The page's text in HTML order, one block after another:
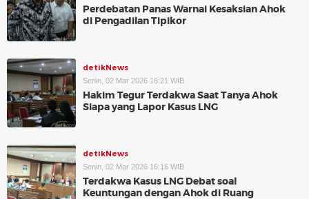
Perdebatan Panas Warnai Kesaksian Ahok
di Pengadilan Tipikor
detikNews
Senin, 02 Mar 2026 16:21 WIB
Hakim Tegur Terdakwa Saat Tanya Ahok
Siapa yang Lapor Kasus LNG
detikNews
Senin, 02 Mar 2026 16:16 WIB
Terdakwa Kasus LNG Debat soal
Keuntungan dengan Ahok di Ruang